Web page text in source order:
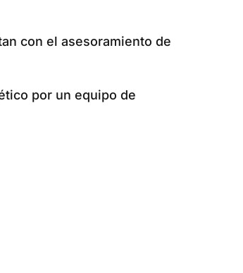
con el asesoramiento de
por un equipo de